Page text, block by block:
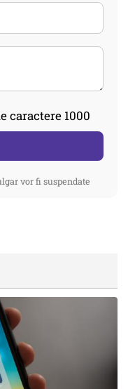
caractere 1000
vor fi suspendate